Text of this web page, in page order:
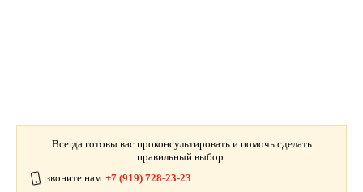
Всегда готовы вас проконсультировать и помочь сделать
правильный выбор:
звоните нам +7 (919) 728-23-23